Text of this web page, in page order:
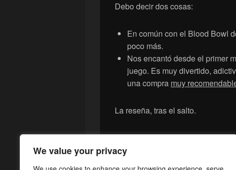
We value your privacy
Debo decir dos cosas:
En común con el Blood Bowl
poco más.
Nos encantó desde el primer
juego. Es muy divertido,
una compra muy
La reseña, tras el salto.
Seguir leyendo[No Sólo Minis]
→